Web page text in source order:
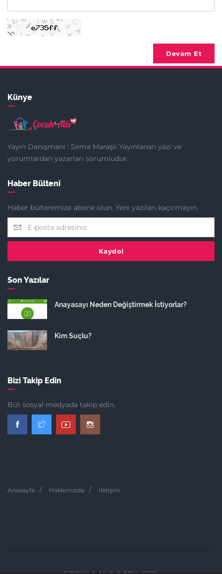
Devam Et
Künye
Yayın Danışmanı : Sema Maraşlı Yayınlanan yazı ve
yorumlardan yazarları sorumludur.
Haber Bülteni
Haber bültenimize abone olun. Yeni yazıları kaçırmayın.
Kaydol
Son Yazılar
Anayasayı Neden Değiştirmek İstiyorlar?
Kim Suçlu?
Bizi Takip Edin
Bizi sosyal medyada takip edin.
Anasayfa Hakkımızda İletişim